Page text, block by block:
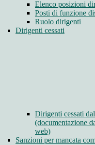
Elenco posizioni
Posti di funzione
Ruolo dirigenti
Dirigenti cessati
Dirigenti cessati
(documentazione
web)
Sanzioni per mancata